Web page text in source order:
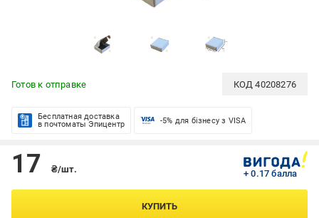
Готов к отправке КОД40208276
Бесплатная доставка
в почтоматы Эпицентр
-5% для бізнесу з VISA
17 ₴/шт. + 0.17 балла
КУПИТЬ